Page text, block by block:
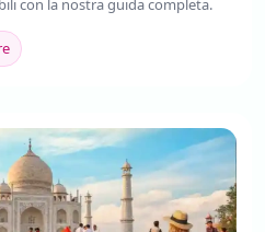
con la nostra guida completa.